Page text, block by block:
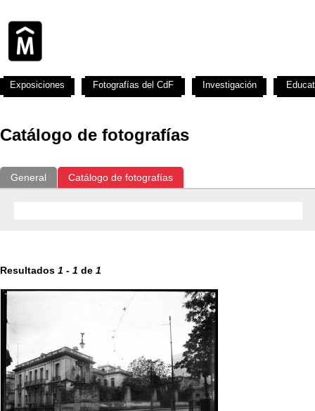
Catálogo de fotografías
General Catálogo de fotografías
Resultados 1 - 1 de 1
Exposiciones Fotografías del CdF Investigación